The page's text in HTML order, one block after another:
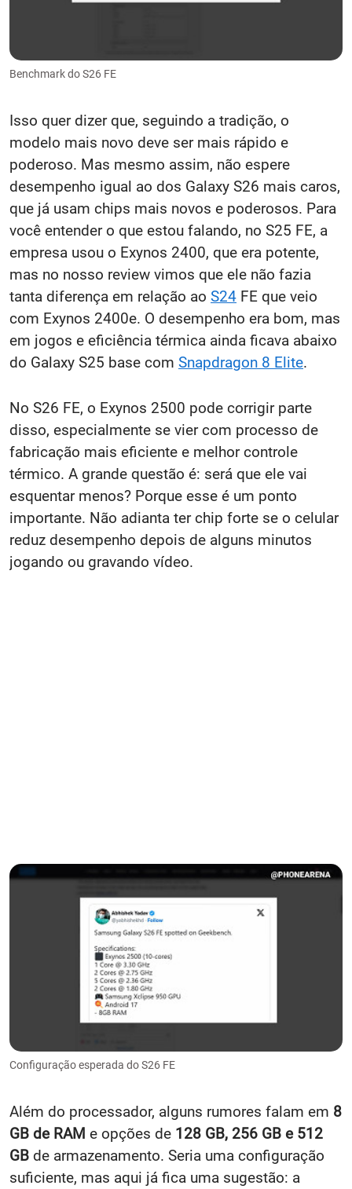
Benchmark do S26 FE
Isso quer dizer que, seguindo a tradição, o
modelo mais novo deve ser mais rápido e
poderoso. Mas mesmo assim, não espere
desempenho igual ao dos Galaxy S26 mais caros,
que já usam chips mais novos e poderosos. Para
você entender o que estou falando, no S25 FE, a
empresa usou o Exynos 2400, que era potente,
mas no nosso review vimos que ele não fazia
tanta diferença em relação ao S24 FE que veio
com Exynos 2400e. O desempenho era bom, mas
em jogos e eficiência térmica ainda ficava abaixo
do Galaxy S25 base com Snapdragon 8 Elite.
No S26 FE, o Exynos 2500 pode corrigir parte
disso, especialmente se vier com processo de
fabricação mais eficiente e melhor controle
térmico. A grande questão é: será que ele vai
esquentar menos? Porque esse é um ponto
importante. Não adianta ter chip forte se o celular
reduz desempenho depois de alguns minutos
jogando ou gravando vídeo.
Configuração esperada do S26 FE
Além do processador, alguns rumores falam em 8
GB de RAM e opções de 128 GB, 256 GB e 512
GB de armazenamento. Seria uma configuração
suficiente, mas aqui já fica uma sugestão: a